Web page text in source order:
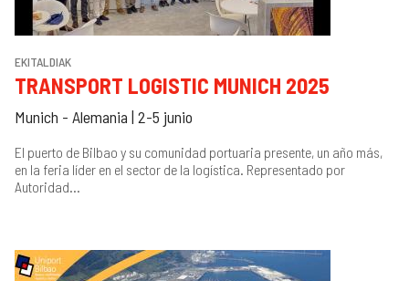
EKITALDIAK
TRANSPORT LOGISTIC MUNICH 2025
Munich - Alemania | 2-5 junio
El puerto de Bilbao y su comunidad portuaria presente, un año más,
en la feria líder en el sector de la logística. Representado por
Autoridad...